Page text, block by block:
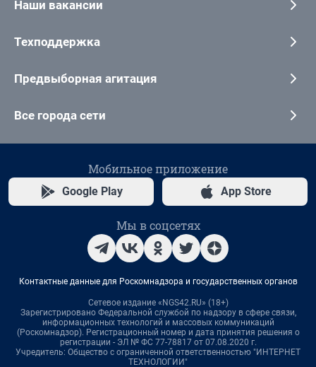
Наши вакансии
Техподдержка
Предвыборная агитация
Все города сети
Мобильное приложение
Google Play App Store
Мы в соцсетях
Контактные данные для Роскомнадзора и государственных органов
Сетевое издание «NGS42.RU» (18+)
Зарегистрировано Федеральной службой по надзору в сфере связи,
информационных технологий и массовых коммуникаций
(Роскомнадзор). Регистрационный номер и дата принятия решения о
регистрации - ЭЛ № ФС 77-78817 от 07.08.2020 г.
Учредитель: Общество с ограниченной ответственностью "ИНТЕРНЕТ
ТЕХНОЛОГИИ"